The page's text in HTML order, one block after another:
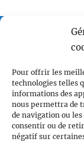
Pour offrir les
technologies telles
informations des
nous permettra de
de navigation ou
consentir ou de
négatif sur
Voile et
Centre
contact@vcl.fr